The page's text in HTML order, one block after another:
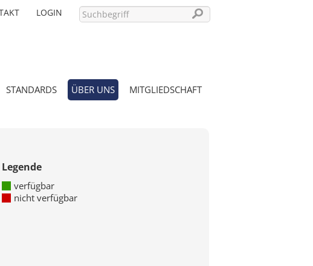
LOGIN
PASSWORT VERGESSEN?
STANDARDS ÜBER UNS MITGLIEDSCHAFT
Legende
verfügbar
nicht verfügbar